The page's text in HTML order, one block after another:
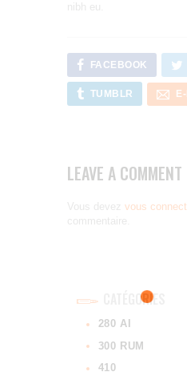
nibh eu.
FACEBOOK
TUMBLR
LEAVE A COMMENT
Vous devez vous
commentaire.
CATÉGORIES
280 AI
300 RUM
410